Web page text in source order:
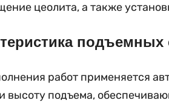
цеолита, а также
работ применяется
высоту подъема,